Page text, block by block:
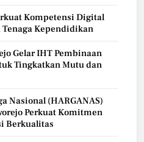
Kompetensi Digital
Kependidikan
Gelar IHT Pembinaan
Tingkatkan Mutu dan
Nasional (HARGANAS)
Perkuat Komitmen
Berkualitas